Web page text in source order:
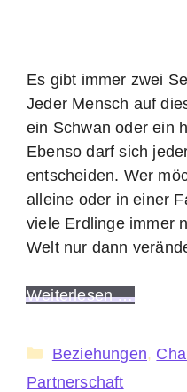
Es gibt immer zwei
Jeder Mensch auf
ein Schwan oder ein
Ebenso darf sich
entscheiden. Wer
alleine oder in einer
viele Erdlinge immer
Welt nur dann
Weiterlesen …
Kategorien
Beziehungen,
Partnerschaft